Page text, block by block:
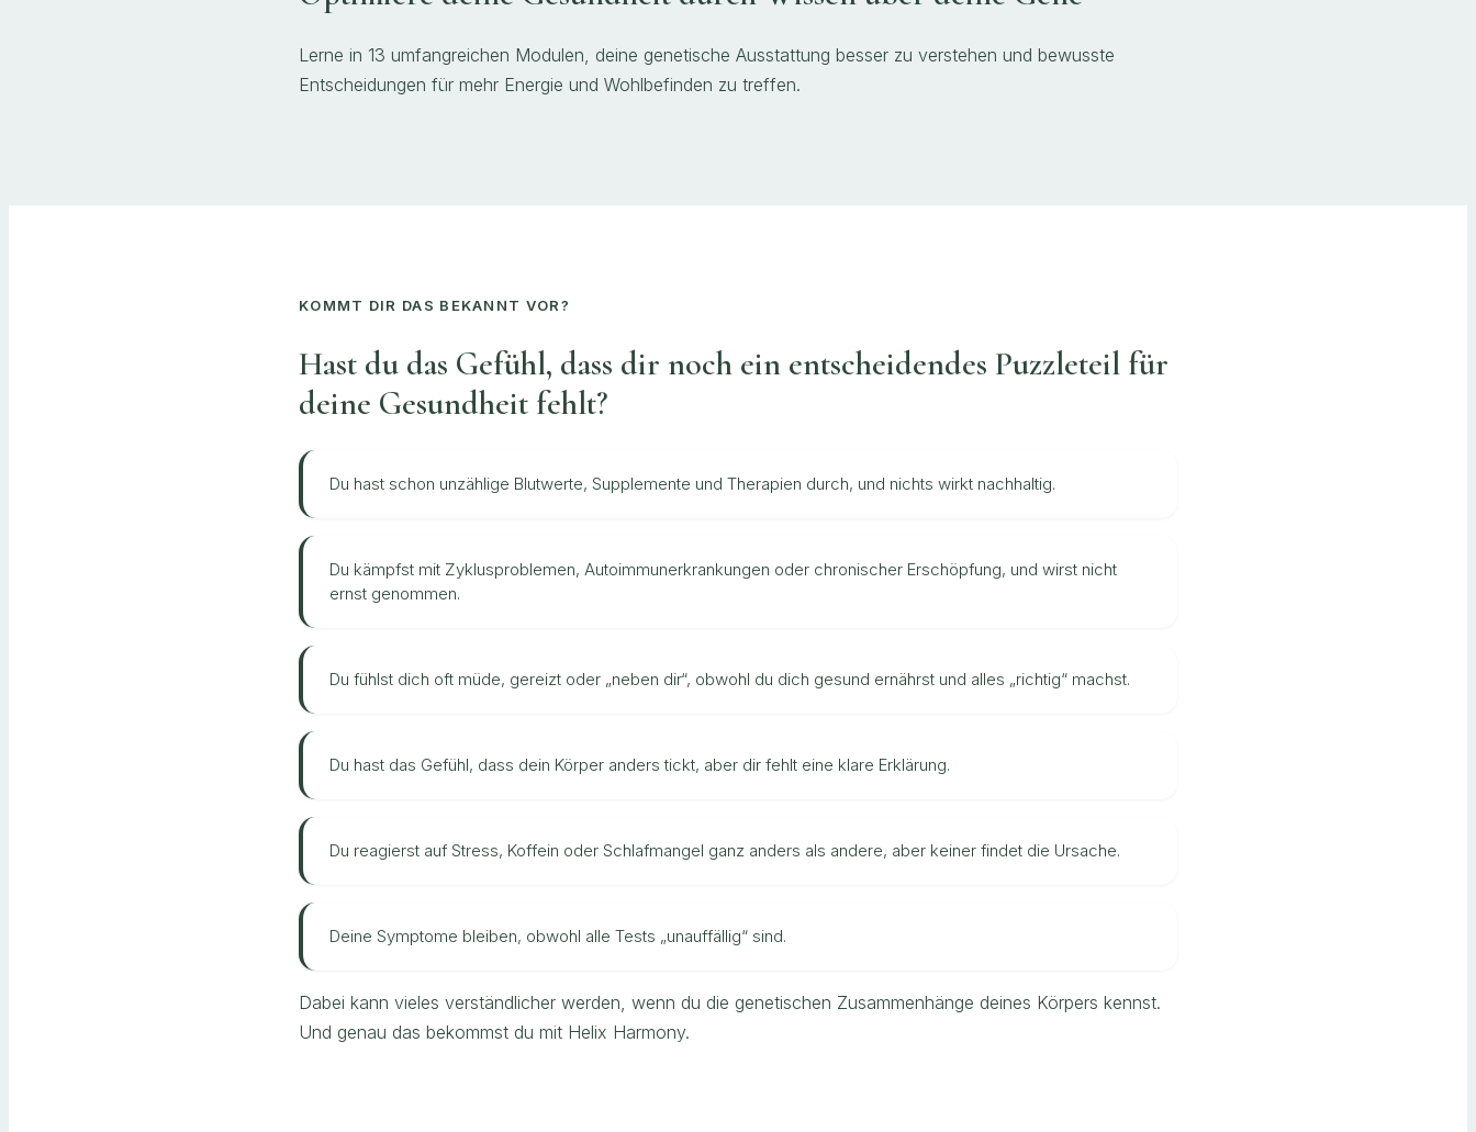
Lerne in 13 umfangreichen Modulen, deine genetische Ausstattung besser zu verstehen und bewusste
Entscheidungen für mehr Energie und Wohlbefinden zu treffen.
KOMMT DIR DAS BEKANNT VOR?
Hast du das Gefühl, dass dir noch ein entscheidendes Puzzleteil für
deine Gesundheit fehlt?
Du hast schon unzählige Blutwerte, Supplemente und Therapien durch, und nichts wirkt nachhaltig.
Du kämpfst mit Zyklusproblemen, Autoimmunerkrankungen oder chronischer Erschöpfung, und wirst nicht
ernst genommen.
Du fühlst dich oft müde, gereizt oder „neben dir“, obwohl du dich gesund ernährst und alles „richtig“ machst.
Du hast das Gefühl, dass dein Körper anders tickt, aber dir fehlt eine klare Erklärung.
Du reagierst auf Stress, Koffein oder Schlafmangel ganz anders als andere, aber keiner findet die Ursache.
Deine Symptome bleiben, obwohl alle Tests „unauffällig“ sind.
Dabei kann vieles verständlicher werden, wenn du die genetischen Zusammenhänge deines Körpers kennst.
Und genau das bekommst du mit Helix Harmony.